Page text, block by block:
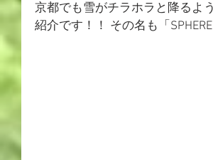
京都でも雪がチラホラと降るよ
紹介です！！ その名も「SPHERE